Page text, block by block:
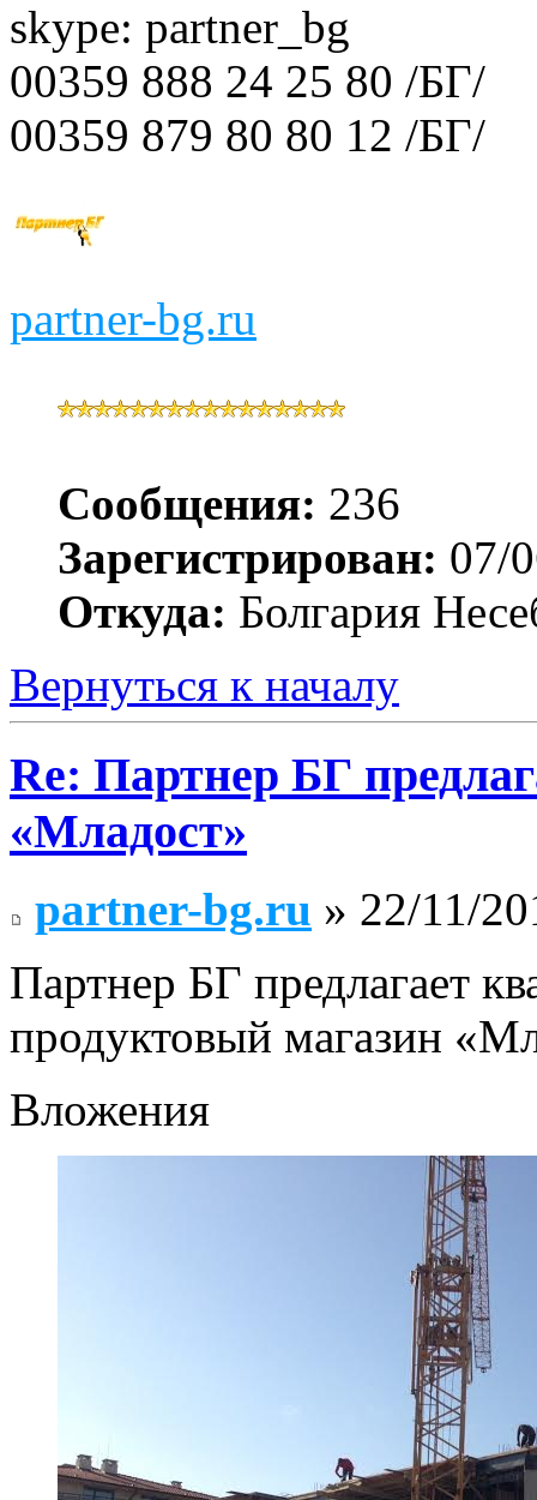
skype: partner_bg
00359 888 24 25 80 /БГ/
00359 879 80 80 12 /БГ/
partner-bg.ru
Сообщения: 236
Зарегистрирован: 07/
Откуда: Болгария
Вернуться к началу
Re: Партнер БГ
«Младост»
partner-bg.ru » 22/11/
Партнер БГ предлагает
продуктовый магазин
Вложения